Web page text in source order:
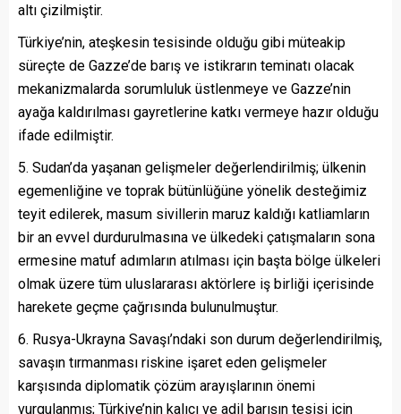
altı çizilmiştir.
Türkiye’nin, ateşkesin tesisinde olduğu gibi müteakip
süreçte de Gazze’de barış ve istikrarın teminatı olacak
mekanizmalarda sorumluluk üstlenmeye ve Gazze’nin
ayağa kaldırılması gayretlerine katkı vermeye hazır olduğu
ifade edilmiştir.
5. Sudan’da yaşanan gelişmeler değerlendirilmiş; ülkenin
egemenliğine ve toprak bütünlüğüne yönelik desteğimiz
teyit edilerek, masum sivillerin maruz kaldığı katliamların
bir an evvel durdurulmasına ve ülkedeki çatışmaların sona
ermesine matuf adımların atılması için başta bölge ülkeleri
olmak üzere tüm uluslararası aktörlere iş birliği içerisinde
harekete geçme çağrısında bulunulmuştur.
6. Rusya-Ukrayna Savaşı’ndaki son durum değerlendirilmiş,
savaşın tırmanması riskine işaret eden gelişmeler
karşısında diplomatik çözüm arayışlarının önemi
vurgulanmış; Türkiye’nin kalıcı ve adil barışın tesisi için